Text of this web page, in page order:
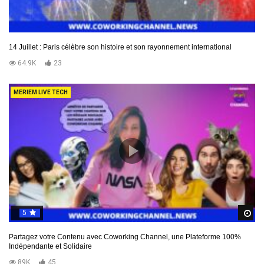
14 Juillet : Paris célèbre son histoire et son rayonnement international
64.9K
23
MERIEM LIVE TECH
5
Partagez votre Contenu avec Coworking Channel, une Plateforme 100%
Indépendante et Solidaire
89K
45